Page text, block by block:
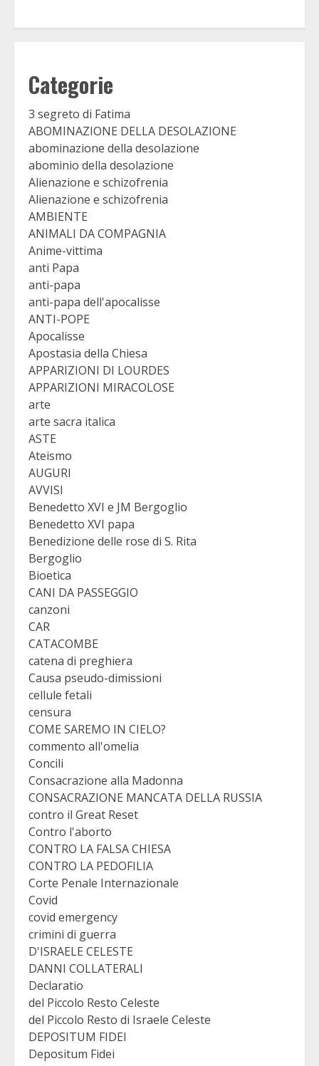
Categorie
3 segreto di Fatima
ABOMINAZIONE DELLA DESOLAZIONE
abominazione della desolazione
abominio della desolazione
Alienazione e schizofrenia
Alienazione e schizofrenia
AMBIENTE
ANIMALI DA COMPAGNIA
Anime-vittima
anti Papa
anti-papa
anti-papa dell'apocalisse
ANTI-POPE
Apocalisse
Apostasia della Chiesa
APPARIZIONI DI LOURDES
APPARIZIONI MIRACOLOSE
arte
arte sacra italica
ASTE
Ateismo
AUGURI
AVVISI
Benedetto XVI e JM Bergoglio
Benedetto XVI papa
Benedizione delle rose di S. Rita
Bergoglio
Bioetica
CANI DA PASSEGGIO
canzoni
CAR
CATACOMBE
catena di preghiera
Causa pseudo-dimissioni
cellule fetali
censura
COME SAREMO IN CIELO?
commento all'omelia
Concili
Consacrazione alla Madonna
CONSACRAZIONE MANCATA DELLA RUSSIA
contro il Great Reset
Contro l'aborto
CONTRO LA FALSA CHIESA
CONTRO LA PEDOFILIA
Corte Penale Internazionale
Covid
covid emergency
crimini di guerra
D'ISRAELE CELESTE
DANNI COLLATERALI
Declaratio
del Piccolo Resto Celeste
del Piccolo Resto di Israele Celeste
DEPOSITUM FIDEI
Depositum Fidei